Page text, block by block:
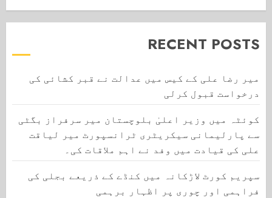
RECENT POSTS
میر رضا علی کے کیس میں عدالت نے قبر کشائی کی
درخواست قبول کرلی
کوئٹہ میں وزیر اعلیٰ بلوچستان میر سرفراز بگٹی
سے پارلیمانی سیکریٹری ٹرانسپورٹ میر لیاقت
علی کی قیادت میں وفد نے اہم ملاقات کی۔
سپریم کورٹ لاڑکانہ میں کنڈے کے ذریعے بجلی کی
فراہمی اور چوری پر اظہار برہمی